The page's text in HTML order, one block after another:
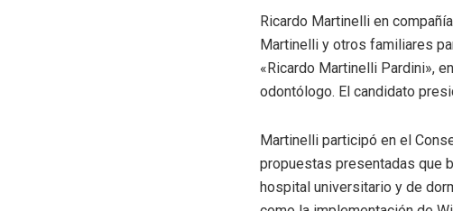
Ricardo Martinelli en
Martinelli y otros familiares
«Ricardo Martinelli Pardini»,
odontólogo. El candidato
Martinelli participó en el
propuestas presentadas que
hospital universitario y de